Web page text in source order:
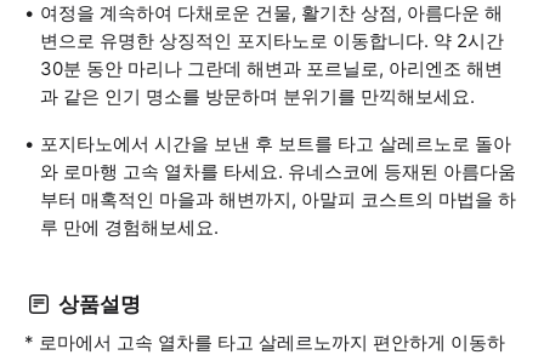
여정을 계속하여 다채로운 건물, 활기찬 상점, 아름다운 해
변으로 유명한 상징적인 포지타노로 이동합니다. 약 2시간
30분 동안 마리나 그란데 해변과 포르닐로, 아리엔조 해변
과 같은 인기 명소를 방문하며 분위기를 만끽해보세요.
포지타노에서 시간을 보낸 후 보트를 타고 살레르노로 돌아
와 로마행 고속 열차를 타세요. 유네스코에 등재된 아름다움
부터 매혹적인 마을과 해변까지, 아말피 코스트의 마법을 하
루 만에 경험해보세요.
상품설명
* 로마에서 고속 열차를 타고 살레르노까지 편안하게 이동하